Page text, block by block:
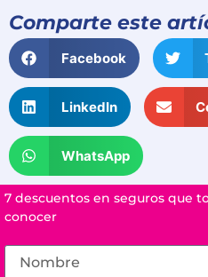
Comparte este
Facebook
LinkedIn
WhatsApp
7 descuentos en seguros que
conocer